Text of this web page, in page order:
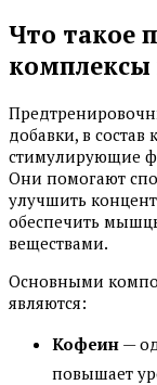
Что такое
комплексы
добавки, в состав
стимулирующие
Они помогают
улучшить
обеспечить
веществами.
Основными
являются:
Кофеин —
повышает